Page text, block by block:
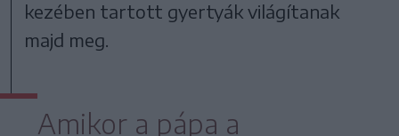
kezében tartott gyertyák világítanak
majd meg.
Amikor a pápa a